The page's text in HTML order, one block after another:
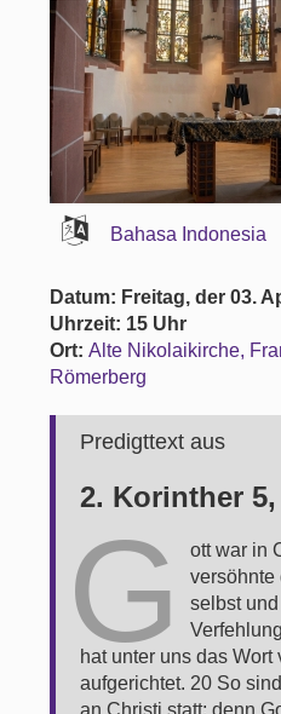
Bahasa Indonesia
Datum: Freitag, der 03.
Uhrzeit: 15 Uhr
Ort:Alte Nikolaikirche,
Römerberg
Predigttext aus
2. Korinther 5,
G
ott war in
versöhnte
selbst
hat unter uns das
aufgerichtet. 20 So
an Christi statt; denn